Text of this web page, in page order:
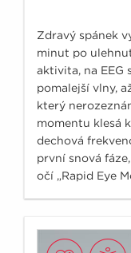
Zdravý spánek
minut po
aktivita, na EEG
pomalejší vlny,
který
momentu klesá
dechová
první snová
očí „Rapid Eye
nenarušitelnost